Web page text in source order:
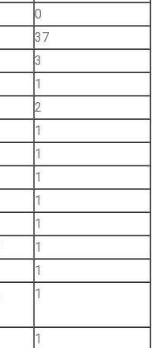
0
37
3
1
2
1
1
1
1
1
1
1
1
1